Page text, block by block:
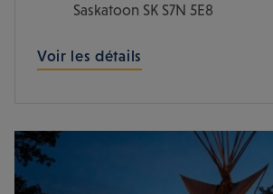
Saskatoon SK S7N 5E8
Voir les détails